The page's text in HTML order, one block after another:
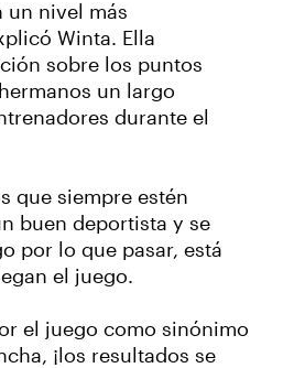
un nivel más
Winta. Ella
sobre los puntos
un largo
durante el
que siempre estén
buen deportista y se
por lo que pasar, está
el juego.
el juego como sinónimo
¡los resultados se